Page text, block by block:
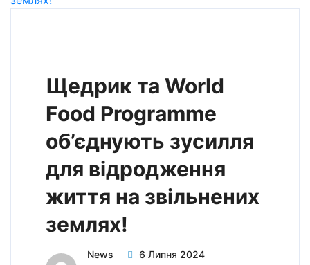
Щедрик та World
Food Programme
об’єднують зусилля
для відродження
життя на звільнених
землях!
News
6 Липня 2024